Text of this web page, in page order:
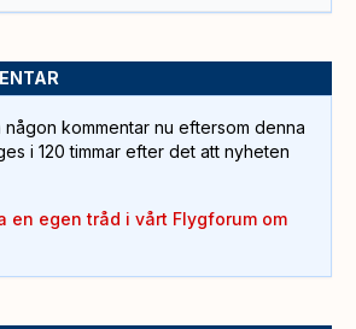
någon kommentar nu eftersom denna
i 120 timmar efter det att nyheten
en egen tråd i vårt Flygforum om